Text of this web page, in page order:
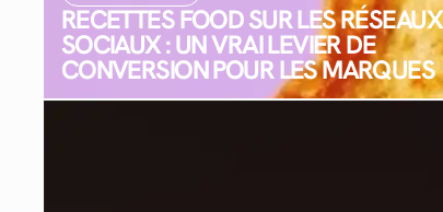
RECETTES FOOD SUR LES RÉSEAUX
SOCIAUX : UN VRAI LEVIER DE
CONVERSION POUR LES MARQUES